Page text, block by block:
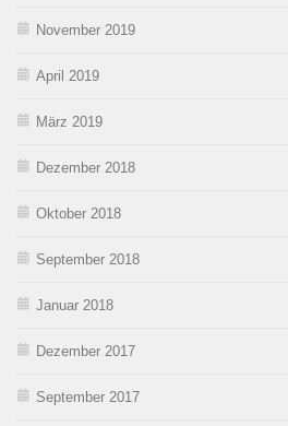
November 2019
April 2019
März 2019
Dezember 2018
Oktober 2018
September 2018
Januar 2018
Dezember 2017
September 2017